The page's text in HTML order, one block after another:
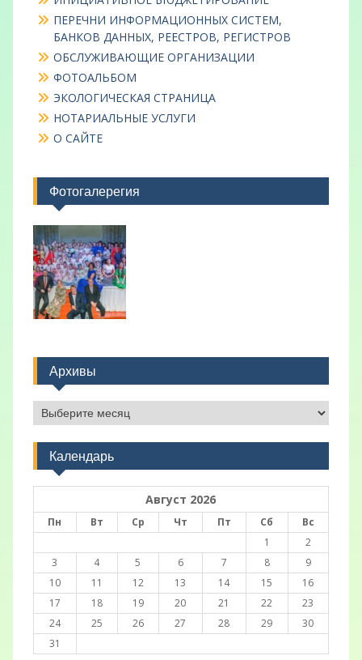
ПЕРЕЧНИ ИНФОРМАЦИОННЫХ СИСТЕМ,
БАНКОВ ДАННЫХ, РЕЕСТРОВ, РЕГИСТРОВ
ОБСЛУЖИВАЮЩИЕ ОРГАНИЗАЦИИ
ФОТОАЛЬБОМ
ЭКОЛОГИЧЕСКАЯ СТРАНИЦА
НОТАРИАЛЬНЫЕ УСЛУГИ
О САЙТЕ
Фотогалерегия
Архивы
Архивы
Календарь
Август 2026
Пн Вт Ср Чт Пт Сб
Вс
1
2
3
4 5 6 7 8
9
10
11 12 13 14 15
16
17
18 19 20 21 22
23
24
25 26 27 28 29
30
31